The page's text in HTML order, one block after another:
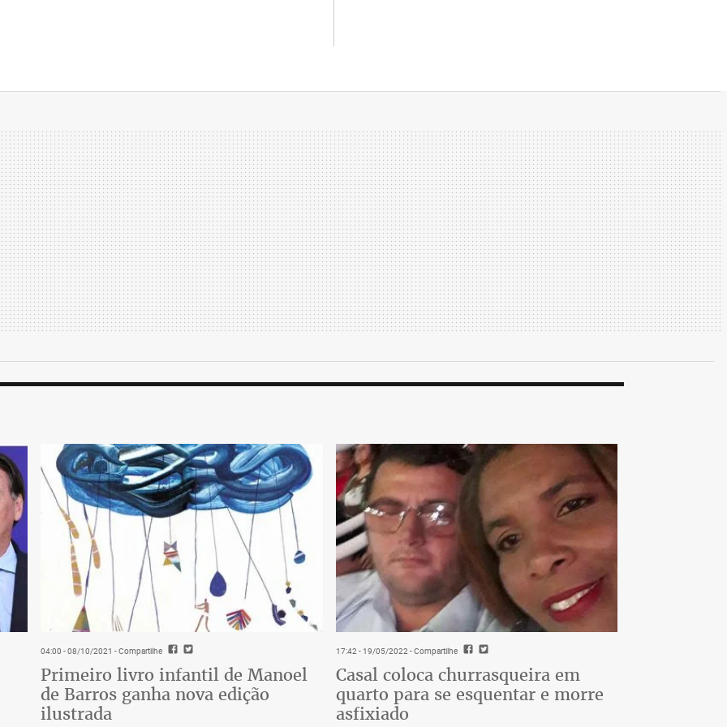
04:00 - 08/10/2021 - Compartilhe
Primeiro livro infantil de Manoel
de Barros ganha nova edição
ilustrada
17:42 - 19/05/2022- Compartilhe
Casal coloca churrasqueira em
quarto para se esquentar e morre
asfixiado